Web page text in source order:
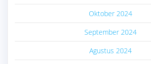
Oktober 2024
September 2024
Agustus 2024